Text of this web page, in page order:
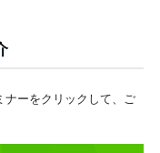
ーをクリックして、ご